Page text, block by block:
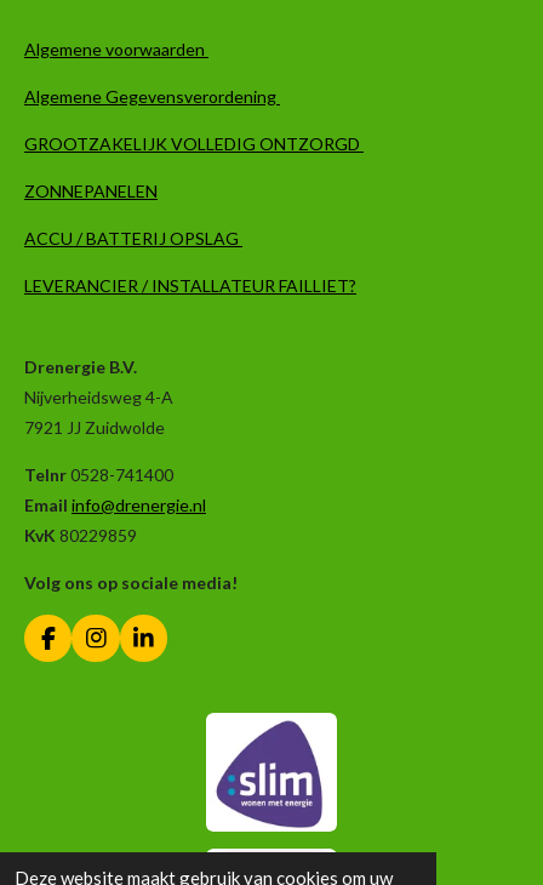
Deze website maakt gebruik van cookies om uw
Algemene voorwaarden
Algemene Gegevensverordening
GROOTZAKELIJK VOLLEDIG ONTZORGD
ZONNEPANELEN
ACCU / BATTERIJ OPSLAG
LEVERANCIER / INSTALLATEUR FAILLIET?
Drenergie B.V.
Nijverheidsweg 4-A
7921 JJ Zuidwolde
Telnr0528-741400
Email info@drenergie.nl
KvK 80229859
Volg ons op sociale media!
F
a
I
n
L
i